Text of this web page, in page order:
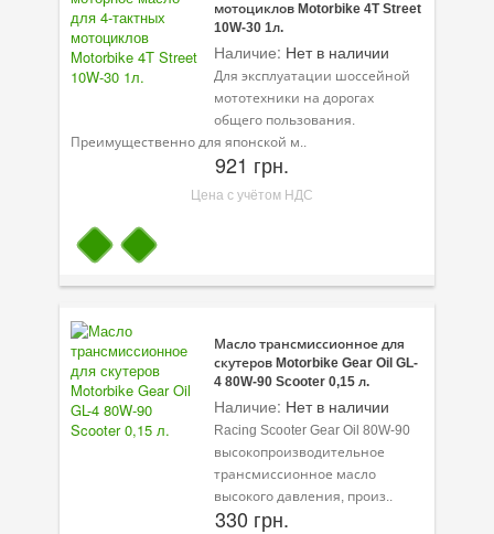
мотоциклов Motorbike 4T Street
10W-30 1л.
Наличие: Нет в наличии
Для эксплуатации шоссейной
мототехники на дорогах
общего пользования.
Преимущественно для японской м..
921 грн.
Цена с учётом НДС
Масло трансмиссионное для
скутеров Motorbike Gear Oil GL-
4 80W-90 Scooter 0,15 л.
Наличие: Нет в наличии
Racing Scooter Gear Oil 80W-90
высокопроизводительное
трансмиссионное масло
высокого давления, произ..
330 грн.